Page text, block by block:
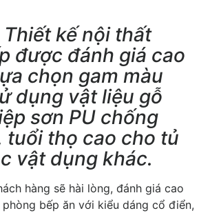
kế nội thất
được đánh giá cao
chọn gam màu
dụng vật liệu gỗ
sơn PU chống
tuổi thọ cao cho tủ
vật dụng khác.
hàng sẽ hài lòng, đánh giá cao
bếp ăn với kiểu dáng cổ điển,